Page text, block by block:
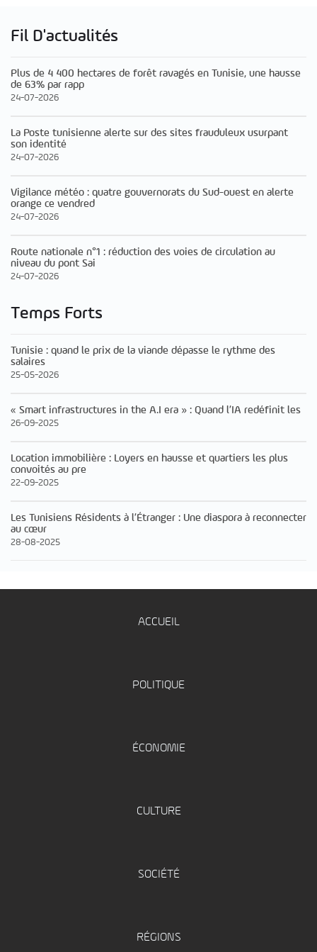
Fil D'actualités
Plus de 4 400 hectares de forêt ravagés en Tunisie, une hausse
de 63% par rapp
24-07-2026
La Poste tunisienne alerte sur des sites frauduleux usurpant
son identité
24-07-2026
Vigilance météo : quatre gouvernorats du Sud-ouest en alerte
orange ce vendred
24-07-2026
Route nationale n°1 : réduction des voies de circulation au
niveau du pont Sai
24-07-2026
Temps Forts
Tunisie : quand le prix de la viande dépasse le rythme des
salaires
25-05-2026
« Smart infrastructures in the A.I era » : Quand l’IA redéfinit les
26-09-2025
Location immobilière : Loyers en hausse et quartiers les plus
convoités au pre
22-09-2025
Les Tunisiens Résidents à l’Étranger : Une diaspora à reconnecter
au cœur
28-08-2025
ACCUEIL
POLITIQUE
ÉCONOMIE
CULTURE
SOCIÉTÉ
RÉGIONS